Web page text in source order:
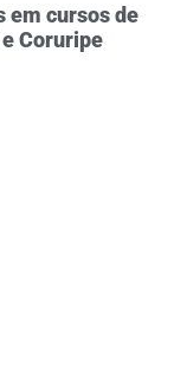
em cursos de
Coruripe